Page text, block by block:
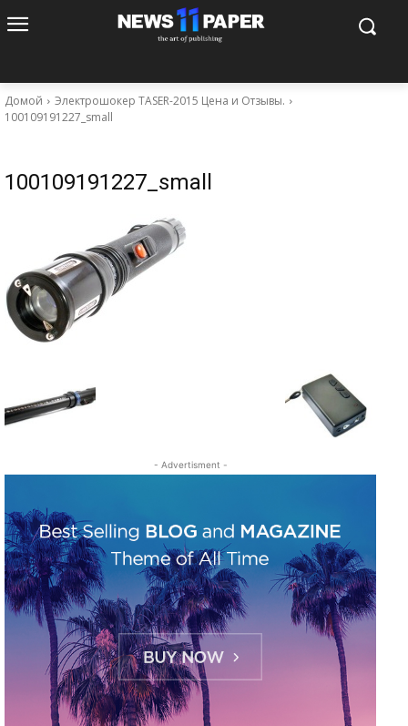
Домой
Электрошокер TASER-2015 Цена и Отзывы.
100109191227_small
100109191227_small
- Advertisment -